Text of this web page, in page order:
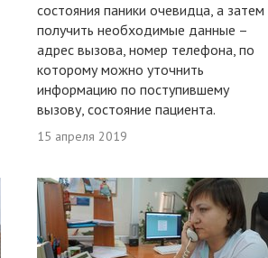
состояния паники очевидца, а затем
получить необходимые данные –
адрес вызова, номер телефона, по
которому можно уточнить
информацию по поступившему
вызову, состояние пациента.
15 апреля 2019